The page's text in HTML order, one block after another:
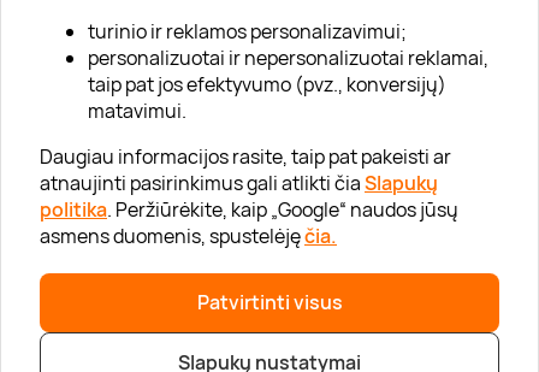
turinio ir reklamos personalizavimui;
personalizuotai ir nepersonalizuotai reklamai,
taip pat jos efektyvumo (pvz., konversijų)
matavimui.
Daugiau informacijos rasite, taip pat pakeisti ar
atnaujinti pasirinkimus gali atlikti čiaSlapukų
politika. Peržiūrėkite, kaip „Google“ naudos jūsų
asmens duomenis, spustelėjęčia.
Patvirtinti visus
Slapukų nustatymai
Visi partneriai
Kontaktai
Tinklaraštis
Informacija